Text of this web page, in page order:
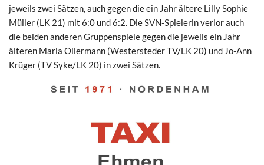
jeweils zwei Sätzen, auch gegen die ein Jahr ältere Lilly Sophie
Müller (LK 21) mit 6:0 und 6:2. Die SVN-Spielerin verlor auch
die beiden anderen Gruppenspiele gegen die jeweils ein Jahr
älteren Maria Ollermann (Westersteder TV/LK 20) und Jo-Ann
Krüger (TV Syke/LK 20) in zwei Sätzen.